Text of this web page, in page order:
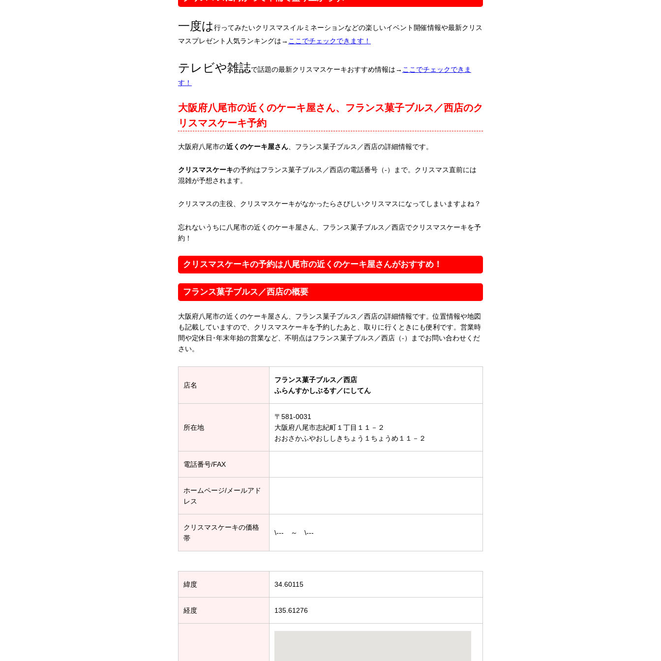
一度は行ってみたいクリスマスイルミネーションなどの楽しいイベント開催情報や最新クリス
マスプレゼント人気ランキングは→ ここでチェックできます！
テレビや雑誌で話題の最新クリスマスケーキおすすめ情報は→ ここでチェックできま
す！
大阪府八尾市の近くのケーキ屋さん、フランス菓子ブルス／西店のク
リスマスケーキ予約
大阪府八尾市の近くのケーキ屋さん 、フランス菓子ブルス／西店の詳細情報です。
クリスマスケーキの予約はフランス菓子ブルス／西店の電話番号（-）まで。クリスマス直前には
混雑が予想されます。
クリスマスの主役、クリスマスケーキがなかったらさびしいクリスマスになってしまいますよね？
忘れないうちに八尾市の近くのケーキ屋さん、フランス菓子ブルス／西店でクリスマスケーキを予
約！
クリスマスケーキの予約は八尾市の近くのケーキ屋さんがおすすめ！
フランス菓子ブルス／西店の概要
大阪府八尾市の近くのケーキ屋さん、フランス菓子ブルス／西店の詳細情報です。位置情報や地図
も記載していますので、クリスマスケーキを予約したあと、取りに行くときにも便利です。営業時
間や定休日･年末年始の営業など、不明点はフランス菓子ブルス／西店（-）までお問い合わせくだ
さい。
店名
フランス菓子ブルス／西店
ふらんすかしぶるす／にしてん
所在地
〒581-0031
大阪府八尾市志紀町１丁目１１－２
おおさかふやおししきちょう１ちょうめ１１－２
電話番号/FAX
ホームページ/メールアド
レス
クリスマスケーキの価格
帯
\--- ～ \---
緯度 34.60115
経度 135.61276